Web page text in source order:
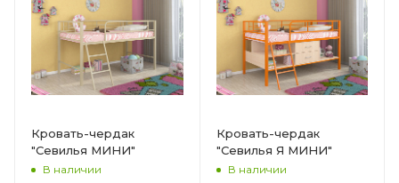
Кровать-чердак
"Севилья МИНИ"
В наличии
Кровать-чердак
"Севилья Я МИНИ"
В наличии